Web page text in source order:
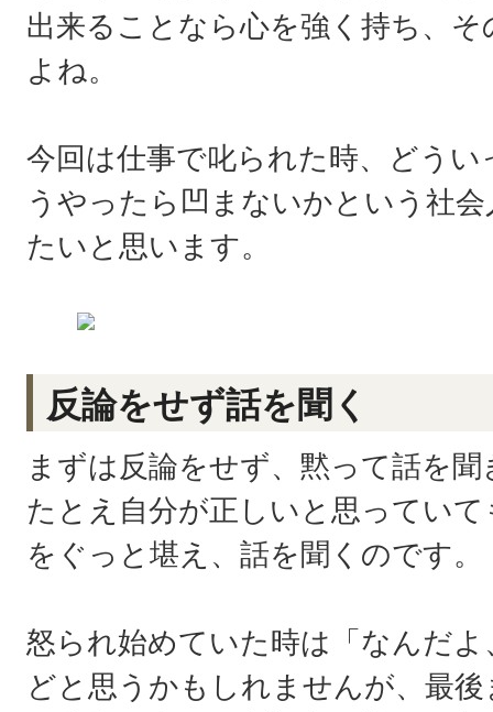
出来ることなら心を強く持ち、
よね。
今回は仕事で叱られた時、どう
うやったら凹まないかという社
たいと思います。
反論をせず話を聞く
まずは反論をせず、黙って話を
たとえ自分が正しいと思ってい
をぐっと堪え、話を聞くのです。
怒られ始めていた時は「なんだ
どと思うかもしれませんが、最